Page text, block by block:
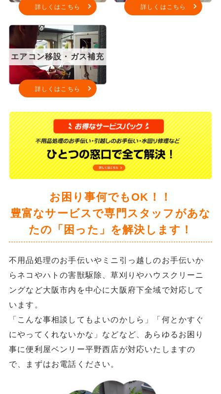
詳しくはこちら 詳しくはこちら
エアコン移設・ガス補充
詳しくはこちら
お困り事何でもOK！！
豊富なサービスで専門スタッフがあな
たの「困った」を解決します！
不用品処理のお手伝いやミニ引っ越しのお手伝いか
らネコやハトの害獣駆除、草刈りやハウスクリーニ
ングなど大阪市内を中心に大阪府下全域で対応して
います。
「こんな事相談してもよいのかしら」「何とかすぐ
にやってくれないかな」などなど、あらゆるお困り
事に便利屋ベンリー平野西店が対応いたしますの
で、まずはお電話ください。